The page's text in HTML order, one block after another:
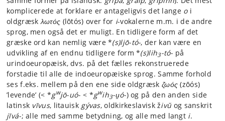
komplicerede at forklare er antageligvis det lange oi
oldgræsk λωτός (lōtós) over for i-vokalerne m.m. i de andre
sprog, men også det er muligt. En tidligere form af det
græske ord kan nemlig være *(s)ljō-tó-, der kan være en
udvikling af en endnu tidligere form *(s)lih3-tó- på
urindoeuropæisk, dvs. på det fælles rekonstruerede
forstadie til alle de indoeuropæiske sprog. Samme forhold
ses f.eks. mellem på den ene side oldgræsk ζωός (zōós)
’levende’ (< *gwjō-uó- < *gwih3-u̯ó-) og på den anden side
latinsk vīvus, litauisk gývas, oldkirkeslavisk živŭ og sanskrit
jīvá-; alle med samme betydning, og alle med langt i.